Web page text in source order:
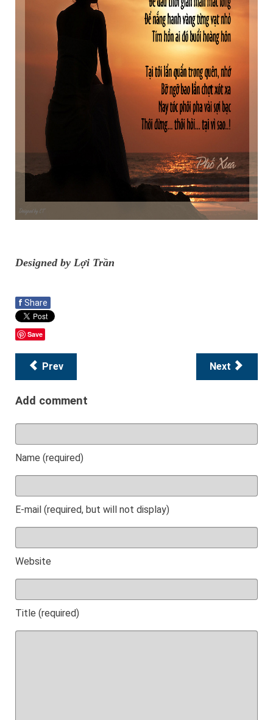
Designed by Lợi Trần
f Share
Save
Prev Next
Add comment
Name (required)
E-mail (required, but will not display)
Website
Title (required)